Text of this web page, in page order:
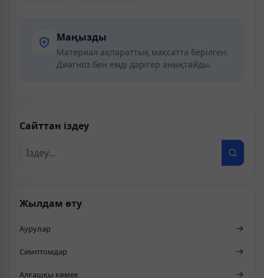
Маңызды
Материал ақпараттық мақсатта берілген.
Диагноз бен емді дәрігер анықтайды.
Сайттан іздеу
Жылдам өту
Аурулар
Симптомдар
Алғашқы көмек